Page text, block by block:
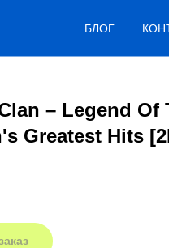
БЛОГ
‎– Legend Of
Greatest Hits